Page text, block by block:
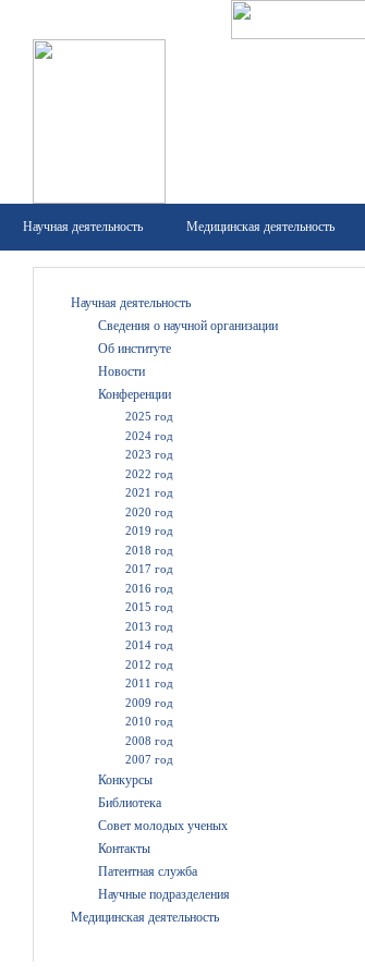
Научная деятельность Медицинская деятельность
Научная деятельность
Сведения о научной организации
Об институте
Новости
Конференции
2025 год
2024 год
2023 год
2022 год
2021 год
2020 год
2019 год
2018 год
2017 год
2016 год
2015 год
2013 год
2014 год
2012 год
2011 год
2009 год
2010 год
2008 год
2007 год
Конкурсы
Библиотека
Совет молодых ученых
Контакты
Патентная служба
Научные подразделения
Медицинская деятельность